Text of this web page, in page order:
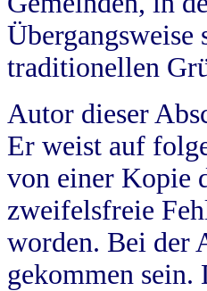
Übergangsweise
traditionellen
Autor dieser
Er weist auf
von einer Kopie
zweifelsfreie
worden. Bei der
gekommen